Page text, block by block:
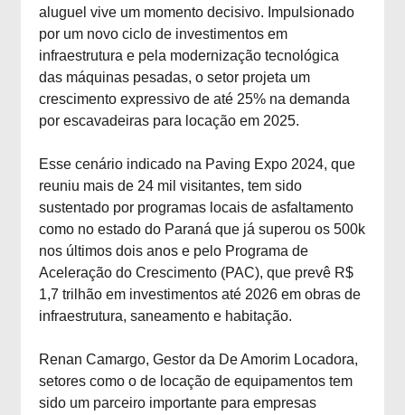
aluguel vive um momento decisivo. Impulsionado
por um novo ciclo de investimentos em
infraestrutura e pela modernização tecnológica
das máquinas pesadas, o setor projeta um
crescimento expressivo de até 25% na demanda
por escavadeiras para locação em 2025.
Esse cenário indicado na Paving Expo 2024, que
reuniu mais de 24 mil visitantes, tem sido
sustentado por programas locais de asfaltamento
como no estado do Paraná que já superou os 500k
nos últimos dois anos e pelo Programa de
Aceleração do Crescimento (PAC), que prevê R$
1,7 trilhão em investimentos até 2026 em obras de
infraestrutura, saneamento e habitação.
Renan Camargo, Gestor da De Amorim Locadora,
setores como o de locação de equipamentos tem
sido um parceiro importante para empresas